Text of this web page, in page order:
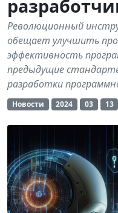
Революционный
обещает улучшить
эффективность
предыдущие
разработки
Новости 2024 03 13